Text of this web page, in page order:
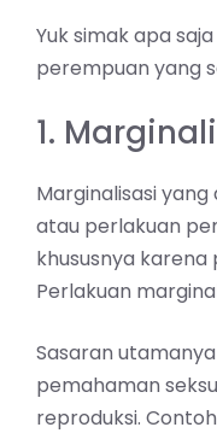
Yuk simak apa
perempuan yang
1.
Marginalisasi
atau perlakuan
khususnya karena
Perlakuan
Sasaran
pemahaman
reproduksi.